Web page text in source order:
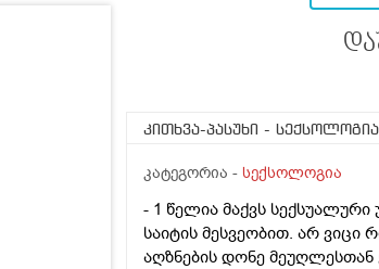
კითხვა-პასუხი - სექსოლოგია
კატეგორია - სექსოლოგია
- 1 წელია მაქვს
საიტის მესვეობით. არ
აღზნების დონე